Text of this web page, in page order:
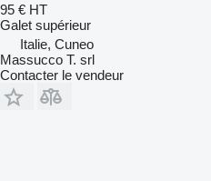
95 € HT
Galet supérieur
Italie, Cuneo
Massucco T. srl
Contacter le vendeur